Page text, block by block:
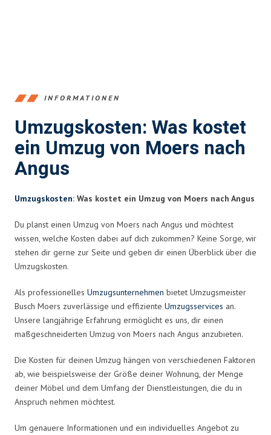
INFORMATIONEN
Umzugskosten: Was kostet
ein Umzug von Moers nach
Angus
Umzugskosten: Was kostet ein Umzug von Moers nach Angus
Du planst einen Umzug von Moers nach Angus und möchtest
wissen, welche Kosten dabei auf dich zukommen? Keine Sorge, wir
stehen dir gerne zur Seite und geben dir einen Überblick über die
Umzugskosten.
Als professionelles Umzugsunternehmen bietet Umzugsmeister
Busch Moers zuverlässige und effiziente Umzugsservices an.
Unsere langjährige Erfahrung ermöglicht es uns, dir einen
maßgeschneiderten Umzug von Moers nach Angus anzubieten.
Die Kosten für deinen Umzug hängen von verschiedenen Faktoren
ab, wie beispielsweise der Größe deiner Wohnung, der Menge
deiner Möbel und dem Umfang der Dienstleistungen, die du in
Anspruch nehmen möchtest.
Um genauere Informationen und ein individuelles Angebot zu